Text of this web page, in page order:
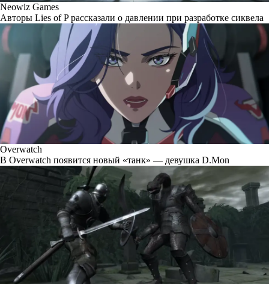
Neowiz Games
Авторы Lies of P рассказали о давлении при разработке сиквела
Overwatch
В Overwatch появится новый «танк» — девушка D.Mon